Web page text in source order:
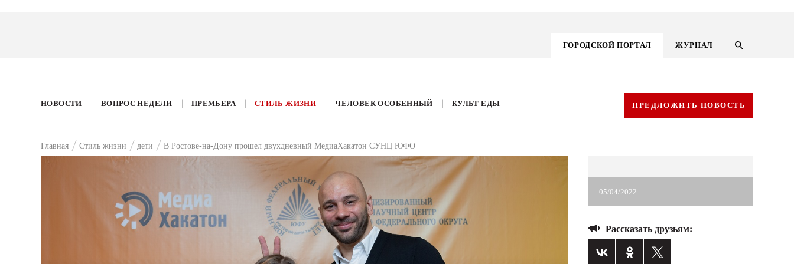
ГОРОДСКОЙ ПОРТАЛ ЖУРНАЛ
ГОРОДСКОЙ ПОРТАЛ
НОВОСТИ ВОПРОС НЕДЕЛИ ПРЕМЬЕРА СТИЛЬ ЖИЗНИ ЧЕЛОВЕК ОСОБЕННЫЙ КУЛЬТ ЕДЫ ПРЕДЛОЖИТЬ НОВОСТЬ
Главная Стиль жизни дети В Ростове-на-Дону прошел двухдневный МедиаХакатон СУНЦ ЮФО
05/04/2022
Рассказать друзьям: